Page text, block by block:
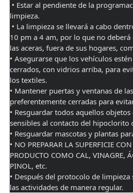
limpieza.
10 pm a 4 am, por lo que no deberá
las aceras, fuera de sus hogares,
• Asegurarse que los vehículos
cerrados, con vidrios arriba, para
los textiles.
• Mantener puertas y ventanas de
preferentemente cerradas para
• Resguardar todos aquellos
sensibles al contacto del hipoclorito
• Resguardar mascotas y plantas
• NO PREPARAR LA SUPERFICIE
PRODUCTO COMO CAL, VINAGRE,
PINOL, etc.
• Después del protocolo de
las actividades de manera regular.